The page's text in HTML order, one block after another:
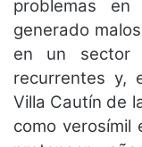
problemas
generado
en un sector
recurrentes y,
Villa Cautín de
como verosímil